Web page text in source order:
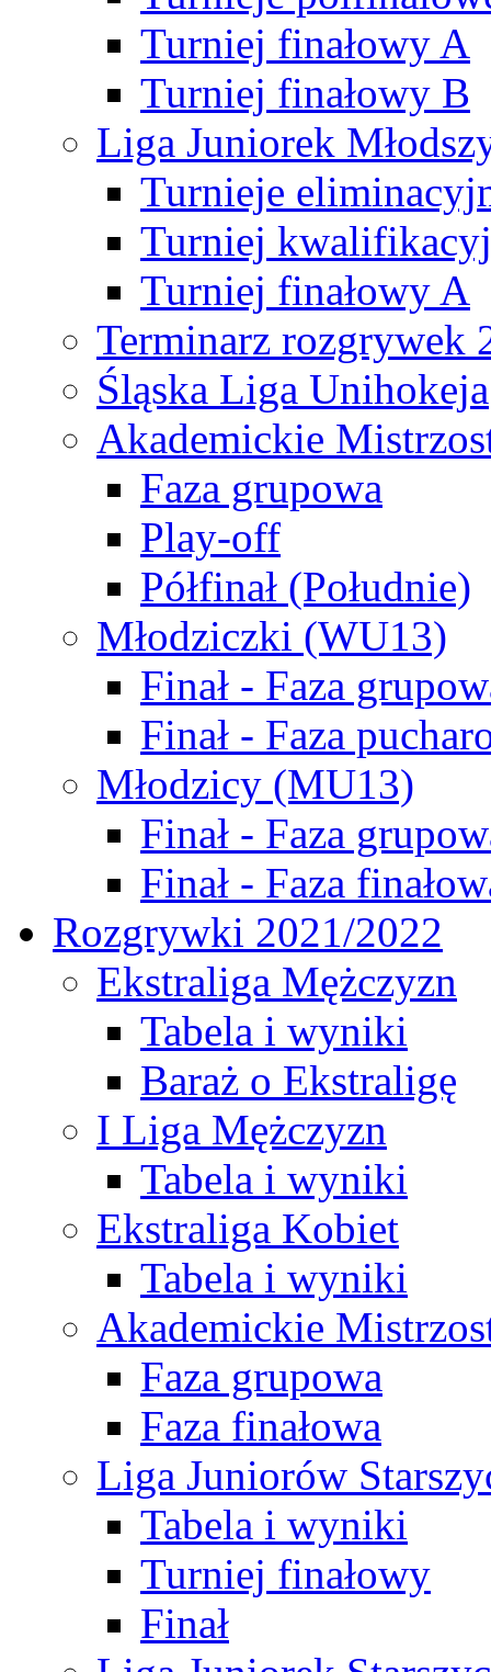
Turniej finałowy A
Turniej finałowy B
Liga Juniorek
Turnieje
Turniej
Turniej finałowy A
Terminarz rozgrywek
Śląska Liga Unihokeja
Akademickie
Faza grupowa
Play-off
Półfinał (Południe)
Młodziczki (WU13)
Finał - Faza
Finał - Faza
Młodzicy (MU13)
Finał - Faza
Finał - Faza
Rozgrywki 2021/2022
Ekstraliga Mężczyzn
Tabela i wyniki
Baraż o Ekstraligę
I Liga Mężczyzn
Tabela i wyniki
Ekstraliga Kobiet
Tabela i wyniki
Akademickie
Faza grupowa
Faza finałowa
Liga Juniorów
Tabela i wyniki
Turniej finałowy
Finał